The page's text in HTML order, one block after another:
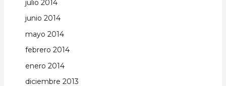
julio 2014
junio 2014
mayo 2014
febrero 2014
enero 2014
diciembre 2013